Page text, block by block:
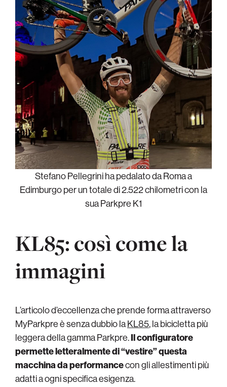
Stefano Pellegrini ha pedalato da Roma a
Edimburgo per un totale di 2.522 chilometri con la
sua Parkpre K1
KL85: così come la
immagini
L’articolo d’eccellenza che prende forma attraverso
MyParkpre è senza dubbio laKL85, la bicicletta più
leggera della gamma Parkpre.Il configuratore
permette letteralmente di “vestire” questa
macchina da performancecon gli allestimenti più
adatti a ogni specifica esigenza.